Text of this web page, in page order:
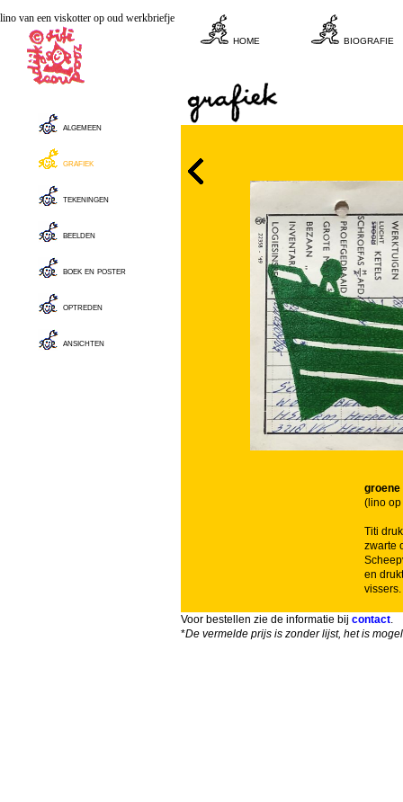
(lino
Titi
zwarte
en
vissers.
Voor bestellen zie de informatie bij contact.
*De vermelde prijs is zonder lijst, het is
lino van een viskotter op oud werkbriefje